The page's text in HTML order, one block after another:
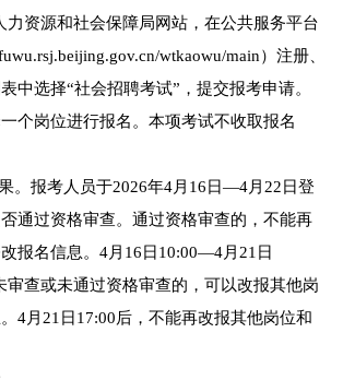
力资源和社会保障局网站，在公共服务平台
wtkaowu/main）注册、
中选择“社会招聘考试”，提交报考申请。
个岗位进行报名。本项考试不收取报名
。报考人员于2026年4月16日—4月22日登
通过资格审查。通过资格审查的，不能再
报名信息。4月16日10:00—4月21日
审查或未通过资格审查的，可以改报其他岗
4月21日17:00后，不能再改报其他岗位和